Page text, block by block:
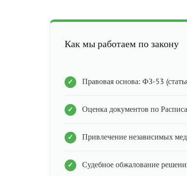
Как мы работаем по закону
Правовая основа: ФЗ-53
Оценка документов по
Привлечение независимых
Судебное обжалование